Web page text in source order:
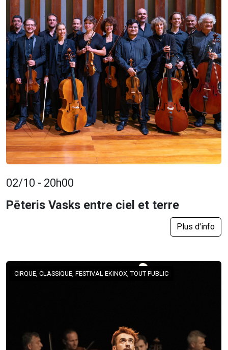
02/10 - 20h00
Pēteris Vasks entre ciel et terre
Plus d'info
CIRQUE, CLASSIQUE, FESTIVAL EKINOX, TOUT PUBLIC